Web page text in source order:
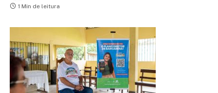
1 Min de leitura